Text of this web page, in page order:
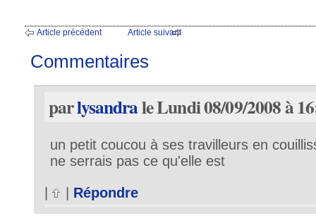
Article précédent Article suivant
Commentaires
parlysandrale Lundi 08/09/2008 à
un petit coucou à ses travilleurs en
ne serrais pas ce qu'elle est
Répondre